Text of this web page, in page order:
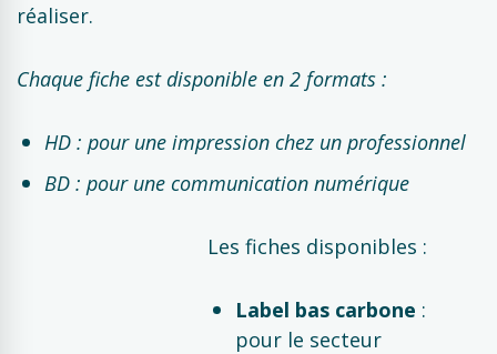
réaliser.
Chaque fiche est disponible en 2 formats :
HD : pour une impression chez un professionnel
BD : pour une communication numérique
Les fiches disponibles :
Label bas carbone :
pour le secteur